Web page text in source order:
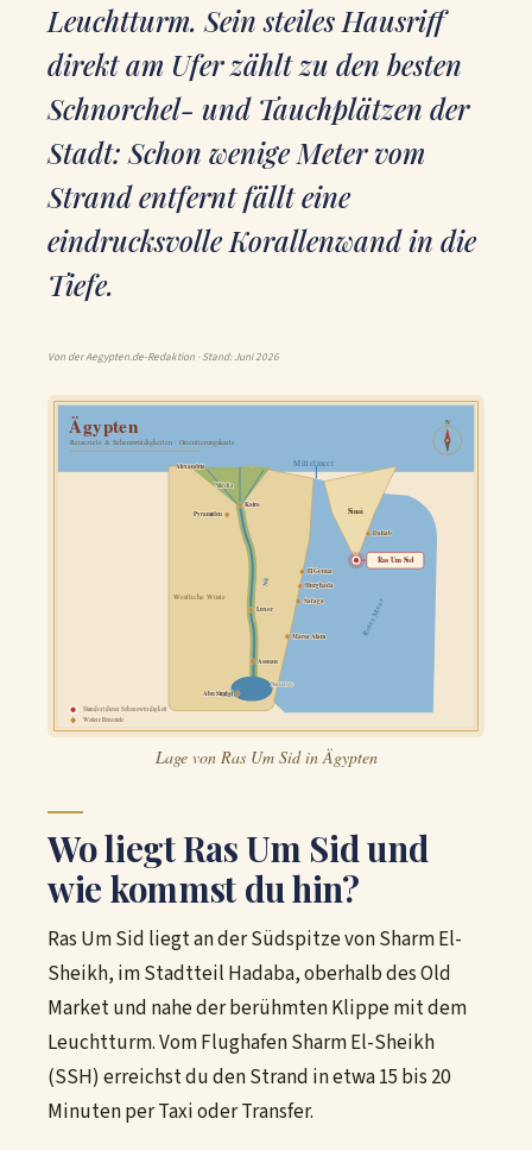
Leuchtturm. Sein steiles Hausriff
direkt am Ufer zählt zu den besten
Schnorchel- und Tauchplätzen der
Stadt: Schon wenige Meter vom
Strand entfernt fällt eine
eindrucksvolle Korallenwand in die
Tiefe.
Von der Aegypten.de-Redaktion · Stand: Juni 2026
Mittelmeer
Rotes Meer
Sinai
Westliche Wüste
Nildelta
Nil
Nassersee
Alexandria
Kairo
Pyramiden
Luxor
Assuan
Abu Simbel
El Gouna
Hurghada
Safaga
Marsa Alam
Dahab
Ägypten
Reiseziele & Sehenswürdigkeiten · Orientierungskarte
N
Standort dieser Sehenswürdigkeit
Weitere Reiseziele
Ras Um Sid
Lage von Ras Um Sid in Ägypten
Wo liegt Ras Um Sid und
wie kommst du hin?
Ras Um Sid liegt an der Südspitze von Sharm El-
Sheikh, im Stadtteil Hadaba, oberhalb des Old
Market und nahe der berühmten Klippe mit dem
Leuchtturm. Vom Flughafen Sharm El-Sheikh
(SSH) erreichst du den Strand in etwa 15 bis 20
Minuten per Taxi oder Transfer.